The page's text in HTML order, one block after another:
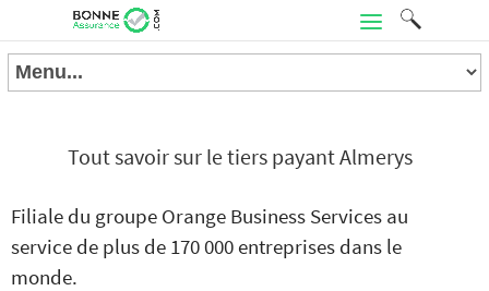
Tout savoir sur le tiers payant Almerys
Filiale du groupe Orange Business Services au
service de plus de 170 000 entreprises dans le
monde.